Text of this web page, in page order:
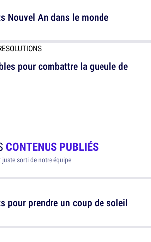
pour combattre la gueule de
Nouvel An dans le monde
CONTENUS PUBLIÉS
sorti de notre équipe
pour prendre un coup de soleil